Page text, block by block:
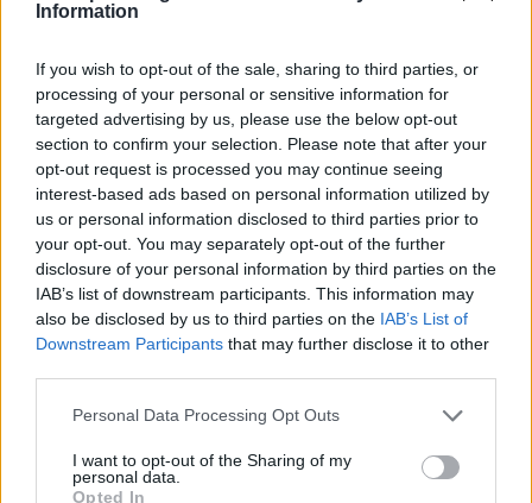
Information
If you wish to opt-out of the sale, sharing to third parties, or
processing of your personal or sensitive information for
targeted advertising by us, please use the below opt-out
section to confirm your selection. Please note that after your
opt-out request is processed you may continue seeing
interest-based ads based on personal information utilized by
us or personal information disclosed to third parties prior to
your opt-out. You may separately opt-out of the further
disclosure of your personal information by third parties on the
IAB’s list of downstream participants. This information may
also be disclosed by us to third parties on the IAB’s List of
Downstream Participants that may further disclose it to other
Personal Data Processing Opt Outs
I want to opt-out of the Sharing of my
personal data.
Opted In
τοπικής αυτοδιοίκησης πρέπει να υπάρχει
συνεργασία με τους βουλευτές βεβαίως, με όλους
τους φορείς, και με εμάς όσο μπορούμε να
βοηθήσουμε να μεταφέρουμε τα αιτήματά τους, εμείς
είμαστε εδώ για το καλό της Ρόδου».
Ακούστε την κ. Χαραλαμποπούλου:
Πρόγραμμα
00:00 00:00